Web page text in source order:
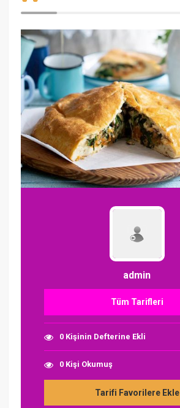
admin
Tüm Tarifleri
0 Kişinin Defterine Ekli
0 Kişi Okumuş
Tarifi Favorilere Ekle